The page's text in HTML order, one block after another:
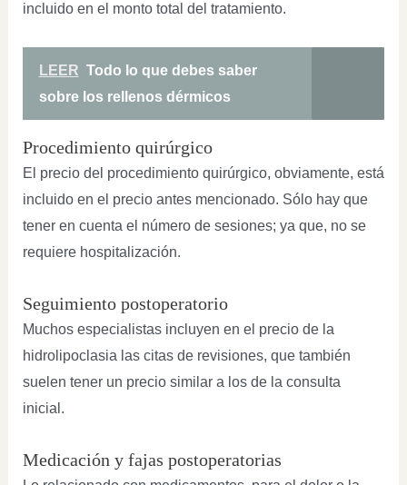
incluido en el monto total del tratamiento.
LEER Todo lo que debes saber
sobre los rellenos dérmicos
Procedimiento quirúrgico
El precio del procedimiento quirúrgico, obviamente, está
incluido en el precio antes mencionado. Sólo hay que
tener en cuenta el número de sesiones; ya que, no se
requiere hospitalización.
Seguimiento postoperatorio
Muchos especialistas incluyen en el precio de la
hidrolipoclasia las citas de revisiones, que también
suelen tener un precio similar a los de la consulta
inicial.
Medicación y fajas postoperatorias